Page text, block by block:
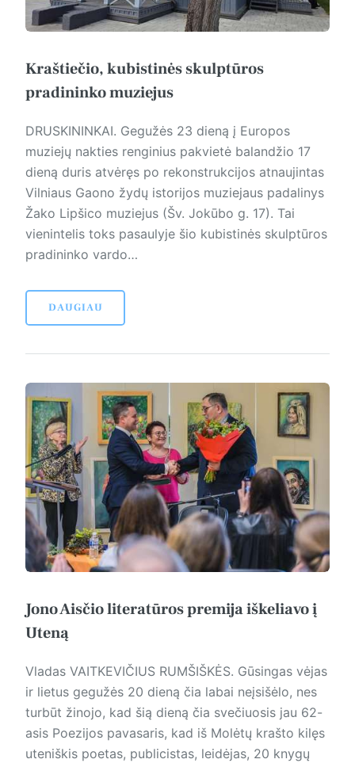
Kraštiečio, kubistinės skulptūros
pradininko muziejus
DRUSKININKAI. Gegužės 23 dieną į Europos
muziejų nakties renginius pakvietė balandžio 17
dieną duris atvėręs po rekonstrukcijos atnaujintas
Vilniaus Gaono žydų istorijos muziejaus padalinys
Žako Lipšico muziejus (Šv. Jokūbo g. 17). Tai
vienintelis toks pasaulyje šio kubistinės skulptūros
pradininko vardo…
DAUGIAU
Jono Aisčio literatūros premija iškeliavo į
Uteną
Vladas VAITKEVIČIUS RUMŠIŠKĖS. Gūsingas vėjas
ir lietus gegužės 20 dieną čia labai neįsišėlo, nes
turbūt žinojo, kad šią dieną čia svečiuosis jau 62-
asis Poezijos pavasaris, kad iš Molėtų krašto kilęs
uteniškis poetas, publicistas, leidėjas, 20 knygų